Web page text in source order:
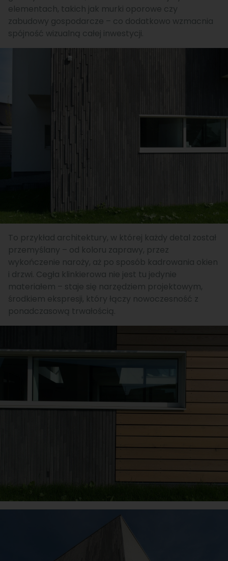
elementach, takich jak murki oporowe czy
zabudowy gospodarcze – co dodatkowo wzmacnia
spójność wizualną całej inwestycji.
To przykład architektury, w której każdy detal został
przemyślany – od koloru zaprawy, przez
wykończenie naroży, aż po sposób kadrowania okien
i drzwi. Cegła klinkierowa nie jest tu jedynie
materiałem – staje się narzędziem projektowym,
środkiem ekspresji, który łączy nowoczesność z
ponadczasową trwałością.